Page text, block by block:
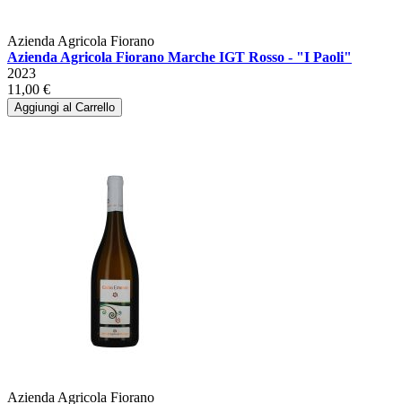
Azienda Agricola Fiorano
Azienda Agricola Fiorano Marche IGT Rosso - "I Paoli"
2023
11,00 €
Aggiungi al Carrello
Azienda Agricola Fiorano